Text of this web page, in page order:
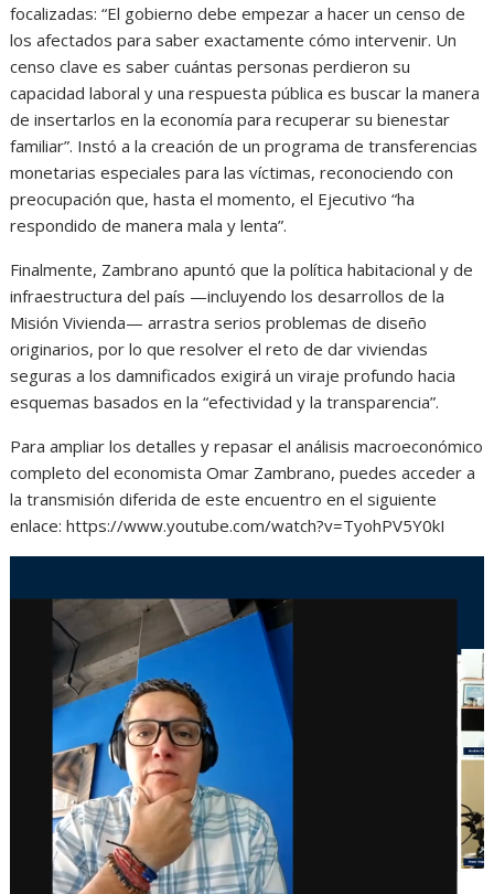
focalizadas: “El gobierno debe empezar a hacer un censo de
los afectados para saber exactamente cómo intervenir. Un
censo clave es saber cuántas personas perdieron su
capacidad laboral y una respuesta pública es buscar la manera
de insertarlos en la economía para recuperar su bienestar
familiar”. Instó a la creación de un programa de transferencias
monetarias especiales para las víctimas, reconociendo con
preocupación que, hasta el momento, el Ejecutivo “ha
respondido de manera mala y lenta”.
Finalmente, Zambrano apuntó que la política habitacional y de
infraestructura del país —incluyendo los desarrollos de la
Misión Vivienda— arrastra serios problemas de diseño
originarios, por lo que resolver el reto de dar viviendas
seguras a los damnificados exigirá un viraje profundo hacia
esquemas basados en la “efectividad y la transparencia”.
Para ampliar los detalles y repasar el análisis macroeconómico
completo del economista Omar Zambrano, puedes acceder a
la transmisión diferida de este encuentro en el siguiente
enlace: https://www.youtube.com/watch?v=TyohPV5Y0kI